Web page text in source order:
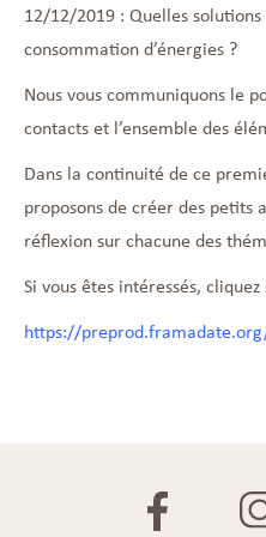
12/12/2019 : Quelles
consommation d’énergies ?
Nous vous communiquons le
contacts et l’ensemble des
Dans la continuité de ce
proposons de créer des
réflexion sur chacune des
Si vous êtes intéressés,
https://